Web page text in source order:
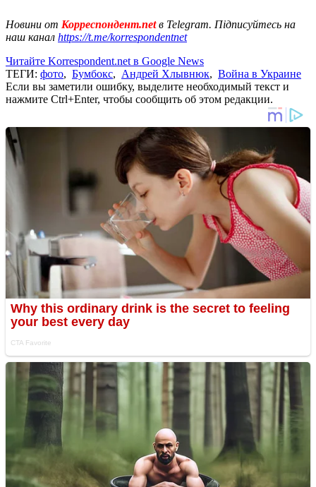
Новини от Корреспондент.netв Telegram. Підписуйтесь на
наш канал https://t.me/korrespondentnet
Читайте Korrespondent.net в Google News
ТЕГИ: фото, Бумбокс, Андрей Хлывнюк, Война в Украине
Если вы заметили ошибку, выделите необходимый текст и
нажмите Ctrl+Enter, чтобы сообщить об этом редакции.